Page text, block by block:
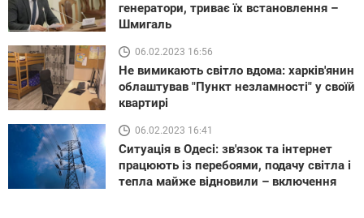
генератори, триває їх встановлення –
Шмигаль
06.02.2023 16:56
Не вимикають світло вдома: харків'янин
облаштував "Пункт незламності" у своїй
квартирі
06.02.2023 16:41
Ситуація в Одесі: зв'язок та інтернет
працюють із перебоями, подачу світла і
тепла майже відновили – включення